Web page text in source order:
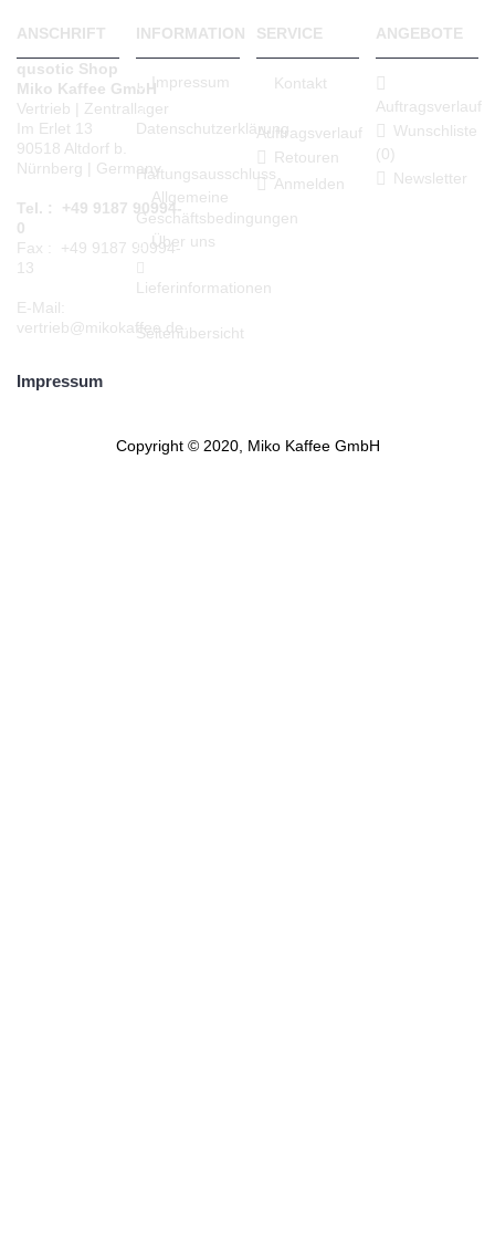
ANSCHRIFT
qusotic Shop
Miko Kaffee GmbH
Vertrieb | Zentrallager
Im Erlet 13
90518 Altdorf b.
Nürnberg | Germany
Tel. : +49 9187 90994-
0
Fax : +49 9187 90994-
13
E-Mail:
vertrieb@mikokaffee.de
INFORMATION
Impressum
Datenschutzerklärung
Haftungsausschluss
Allgemeine
Geschäftsbedingungen
Über uns
Lieferinformationen
Seitenübersicht
SERVICE
Kontakt
Auftragsverlauf
Retouren
Anmelden
ANGEBOTE
Auftragsverlauf
Wunschliste
(0)
Newsletter
Impressum
Copyright © 2020, Miko Kaffee GmbH